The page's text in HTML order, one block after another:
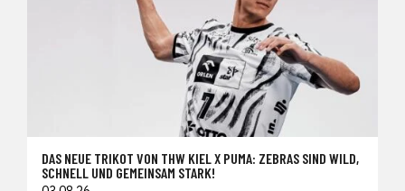
DAS NEUE TRIKOT VON THW KIEL X PUMA: ZEBRAS SIND WILD,
SCHNELL UND GEMEINSAM STARK!